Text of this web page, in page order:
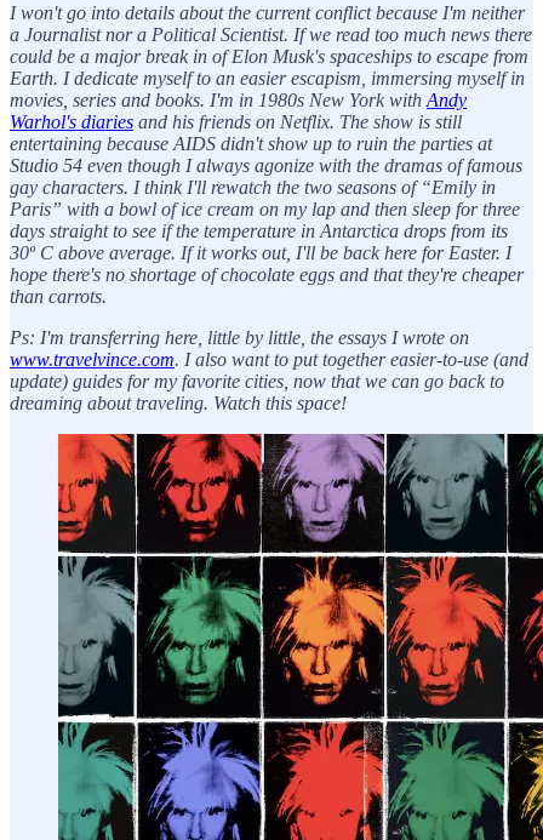
I won't go into details about the current conflict because I'm neither
a Journalist nor a Political Scientist. If we read too much news there
could be a major break in of Elon Musk's spaceships to escape from
Earth. I dedicate myself to an easier escapism, immersing myself in
movies, series and books. I'm in 1980s New York with Andy
Warhol's diaries and his friends on Netflix. The show is still
entertaining because AIDS didn't show up to ruin the parties at
Studio 54 even though I always agonize with the dramas of famous
gay characters. I think I'll rewatch the two seasons of “Emily in
Paris” with a bowl of ice cream on my lap and then sleep for three
days straight to see if the temperature in Antarctica drops from its
30º C above average. If it works out, I'll be back here for Easter. I
hope there's no shortage of chocolate eggs and that they're cheaper
than carrots.
Ps: I'm transferring here, little by little, the essays I wrote on
www.travelvince.com. I also want to put together easier-to-use (and
update) guides for my favorite cities, now that we can go back to
dreaming about traveling. Watch this space!